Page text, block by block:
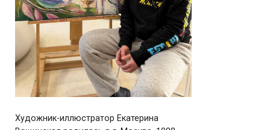
Художник-иллюстратор Екатерина
Ващинская родилась в г. Москва. 1988 -
окончила РГУ им.А.Н. Косыгина, факультет
прикладного искусства. По образованию
профессии и полностью посвятила себя